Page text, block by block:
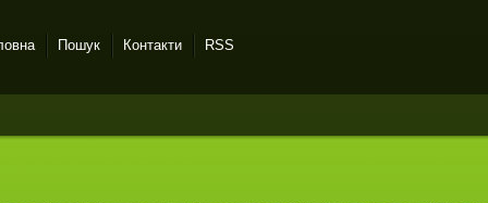
Пошук Контакти RSS